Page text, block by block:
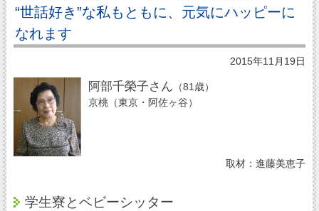
“世話好き”な私もともに、元気にハッピーに
なれます
2015年11月19日
阿部千榮子さん （81歳）
京桃（東京・阿佐ヶ谷）
取材：進藤美恵子
学生寮とベビーシッター